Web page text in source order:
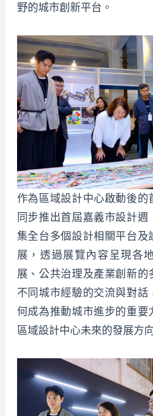
野的城市創新平台。
作為區域設計中心啟動後的
同步推出首屆嘉義市設計
集全台多個設計相關平台及
展，透過展覽內容呈現各
展、公共治理及產業創新的
不同城市經驗的交流與對話
何成為推動城市進步的重要
區域設計中心未來的發展方